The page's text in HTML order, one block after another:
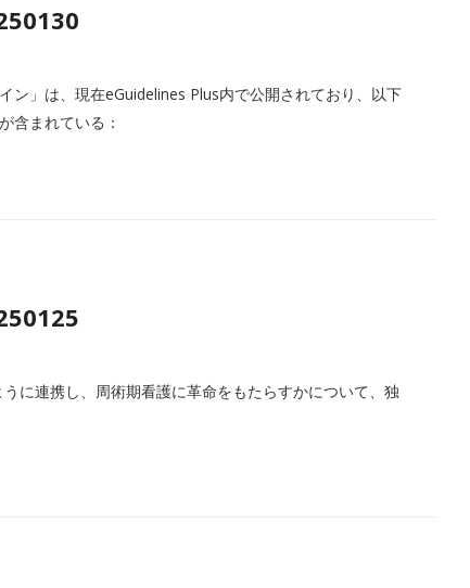
ン」は、現在eGuidelines Plus内で公開されており、以下
含まれている：
に連携し、周術期看護に革命をもたらすかについて、独